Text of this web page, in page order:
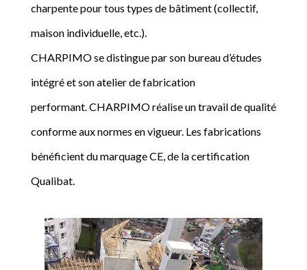
charpente pour tous types de bâtiment (collectif,
maison individuelle, etc.).
CHARPIMO se distingue par son bureau d’études
intégré et son atelier de fabrication
performant. CHARPIMO réalise un travail de qualité
conforme aux normes en vigueur. Les fabrications
bénéficient du marquage CE, de la certification
Qualibat.